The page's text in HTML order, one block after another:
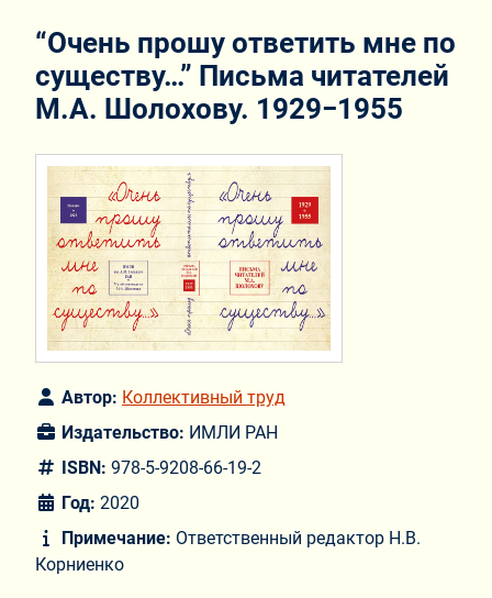
“Очень прошу ответить мне по
существу…” Письма читателей
М.А. Шолохову. 1929−1955
Автор: Коллективный труд
Издательство: ИМЛИ РАН
ISBN: 978-5-9208-66-19-2
Год: 2020
Примечание: Ответственный редактор Н.В.
Корниенко